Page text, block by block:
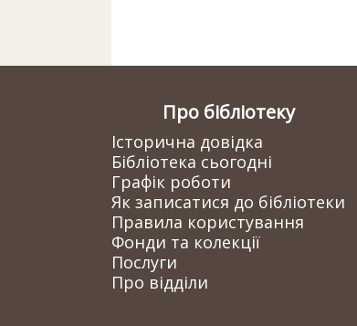
Про бібліотеку
Історична довідка
Бібліотека сьогодні
Графік роботи
Як записатися до бібліотеки
Правила користування
Фонди та колекції
Послуги
Про відділи